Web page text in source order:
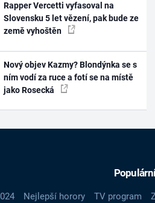
Rapper Vercetti vyfasoval na
Slovensku 5 let vězení, pak bude ze
země vyhoštěn
Nový objev Kazmy? Blondýnka se s
ním vodí za ruce a fotí se na místě
jako Rosecká
Nejlepší horory TV program